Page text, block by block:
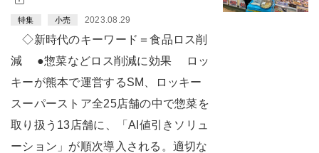
特集 小売 2023.08.29
◇新時代のキーワード＝食品ロス削
減 ●惣菜などロス削減に効果 ロッ
キーが熊本で運営するSM、ロッキー
スーパーストア全25店舗の中で惣菜を
取り扱う13店舗に、「AI値引きソリュ
ーション」が順次導入される。適切な